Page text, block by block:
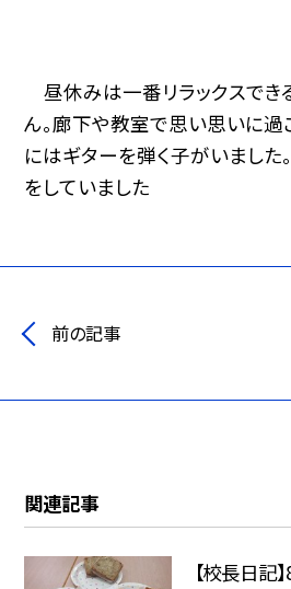
昼休みは一番リラックスでき
ん。廊下や教室で思い思いに過
にはギターを弾く子がいました
をしていました
前の記事
関連記事
【校長日記